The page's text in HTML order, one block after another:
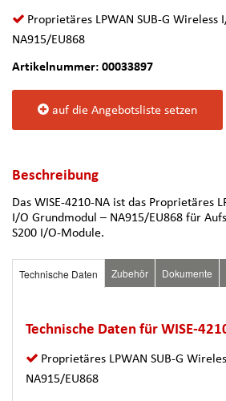
Proprietäres LPWAN SUB-G Wireless
NA915/EU868
Artikelnummer: 00033897
auf die Angebotsliste setzen
Beschreibung
Das WISE-4210-NA ist das Proprietäres
I/O Grundmodul – NA915/EU868 für
S200 I/O-Module.
Technische Daten Zubehör Dokumente
Technische Daten für WISE-
Proprietäres LPWAN SUB-G
NA915/EU868